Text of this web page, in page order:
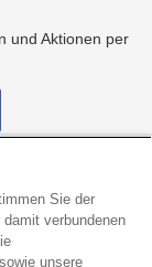
und Aktionen per
Verkehr und
Sie der
verbundenen
unsere